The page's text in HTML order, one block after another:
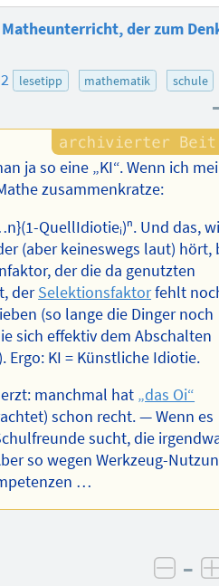
der zum
lesetipp mathematik schule
ja so eine „KI“. Wenn ich
zusammenkratze:
QuellIdiotieᵢ)ⁿ. Und das,
(aber keineswegs laut) hört,
der die da genutzten
derSelektionsfaktorfehlt
(so lange die Dinger noch
sich effektiv dem Abschalten
Ergo: KI = Künstliche Idiotie.
manchmal hat „das Oi“
schon recht. — Wenn es
sucht, die
so wegen Werkzeug-
…
–